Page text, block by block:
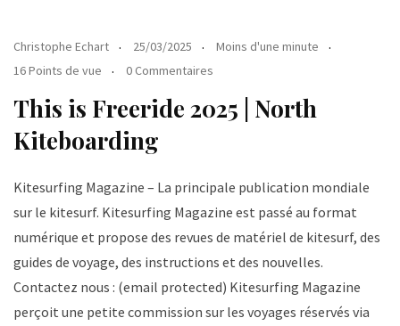
Christophe Echart 25/03/2025
Moins d'une minute
16 Points de vue
0 Commentaires
This is Freeride 2025 | North
Kiteboarding
Kitesurfing Magazine – La principale publication mondiale
sur le kitesurf. Kitesurfing Magazine est passé au format
numérique et propose des revues de matériel de kitesurf, des
guides de voyage, des instructions et des nouvelles.
Contactez nous : (email protected) Kitesurfing Magazine
perçoit une petite commission sur les voyages réservés via